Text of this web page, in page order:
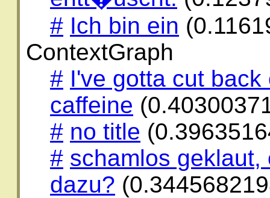
# Ich bin ein
ContextGraph
# I've gotta cut back
caffeine
# no title
# schamlos
dazu?